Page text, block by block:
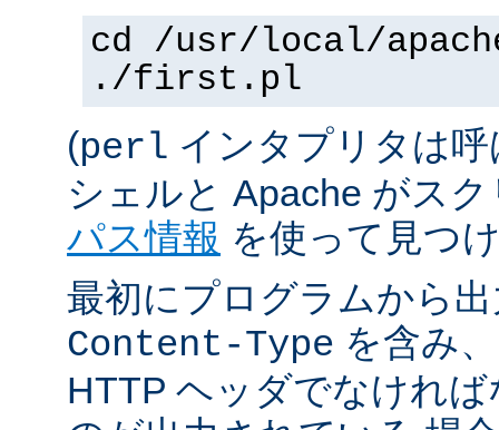
cd /usr/local/
./first.pl
(perl インタプリタは
シェルと Apache がス
パス情報 を使って見つ
最初にプログラムから
Content-Type を含み
HTTP ヘッダでなけれ